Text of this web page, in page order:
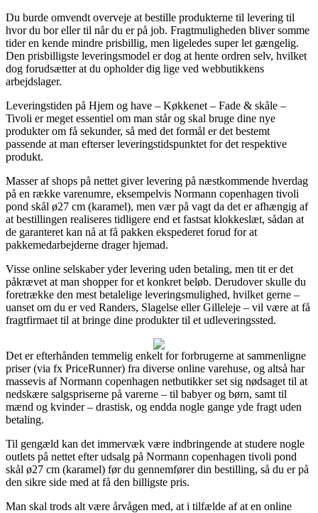
Du burde omvendt overveje at bestille produkterne til levering til
hvor du bor eller til når du er på job. Fragtmuligheden bliver somme
tider en kende mindre prisbillig, men ligeledes super let gængelig.
Den prisbilligste leveringsmodel er dog at hente ordren selv, hvilket
dog forudsætter at du opholder dig lige ved webbutikkens
arbejdslager.
Leveringstiden på Hjem og have – Køkkenet – Fade & skåle –
Tivoli er meget essentiel om man står og skal bruge dine nye
produkter om få sekunder, så med det formål er det bestemt
passende at man efterser leveringstidspunktet for det respektive
produkt.
Masser af shops på nettet giver levering på næstkommende hverdag
på en række varenumre, eksempelvis Normann copenhagen tivoli
pond skål ø27 cm (karamel), men vær på vagt da det er afhængig af
at bestillingen realiseres tidligere end et fastsat klokkeslæt, sådan at
de garanteret kan nå at få pakken ekspederet forud for at
pakkemedarbejderne drager hjemad.
Visse online selskaber yder levering uden betaling, men tit er det
påkrævet at man shopper for et konkret beløb. Derudover skulle du
foretrække den mest betalelige leveringsmulighed, hvilket gerne –
uanset om du er ved Randers, Slagelse eller Gilleleje – vil være at få
fragtfirmaet til at bringe dine produkter til et udleveringssted.
Det er efterhånden temmelig enkelt for forbrugerne at sammenligne
priser (via fx PriceRunner) fra diverse online varehuse, og altså har
massevis af Normann copenhagen netbutikker set sig nødsaget til at
nedskære salgspriserne på varerne – til babyer og børn, samt til
mænd og kvinder – drastisk, og endda nogle gange yde fragt uden
betaling.
Til gengæld kan det immervæk være indbringende at studere nogle
outlets på nettet efter udsalg på Normann copenhagen tivoli pond
skål ø27 cm (karamel) før du gennemfører din bestilling, så du er på
den sikre side med at få den billigste pris.
Man skal trods alt være årvågen med, at i tilfælde af at en online